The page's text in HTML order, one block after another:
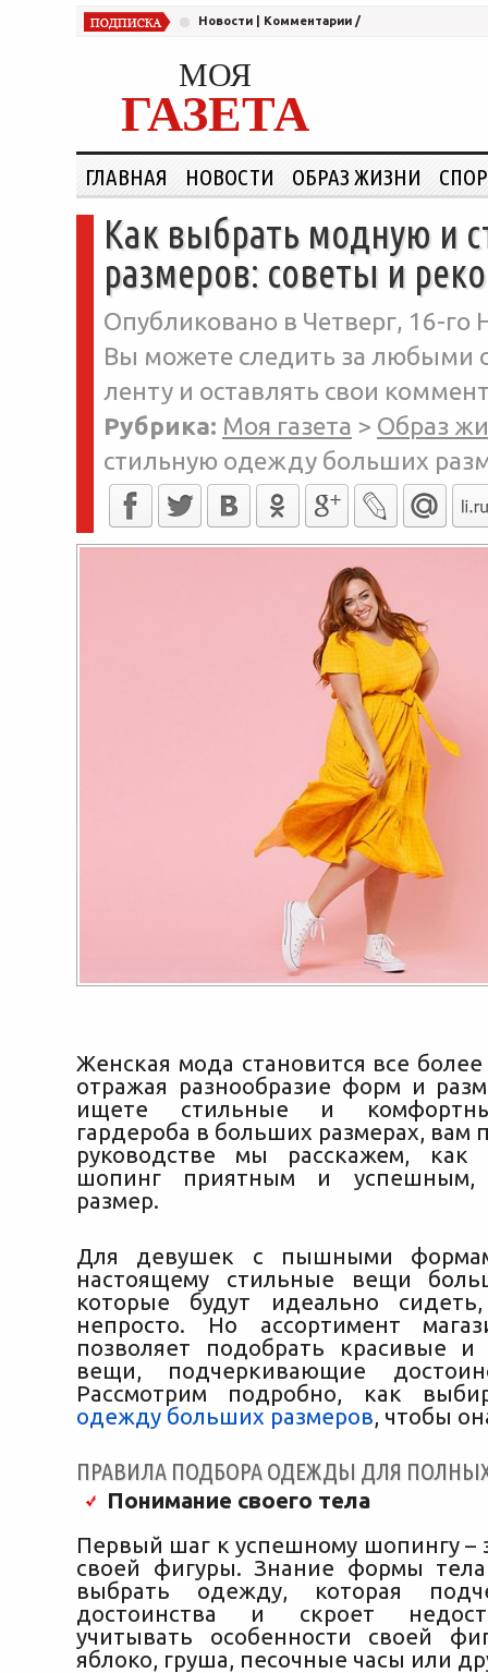
Новости Комментарии /
МОЯ
ГАЗЕТА
ГЛАВНАЯ НОВОСТИ ОБРАЗ ЖИЗНИ
Как выбрать модную и
размеров: советы и
Опубликовано в Четверг, 16-го
Вы можете следить за любыми
ленту и оставлять свои
Рубрика: Моя газета > Образ
стильную одежду больших
Женская мода становится все
отражая разнообразие форм и
ищете стильные и
гардероба в больших размерах, вам
руководстве мы расскажем, как
шопинг приятным и успешным,
размер.
Для девушек с пышными
настоящему стильные вещи
которые будут идеально
непросто. Но ассортимент
позволяет подобрать красивые и
вещи, подчеркивающие
Рассмотрим подробно, как
одежду больших размеров, чтобы
ПРАВИЛА ПОДБОРА ОДЕЖДЫ ДЛЯ
Понимание своего тела
Первый шаг к успешному шопингу –
своей фигуры. Знание формы
выбрать одежду, которая
достоинства и скроет
учитывать особенности своей
яблоко, груша, песочные часы или